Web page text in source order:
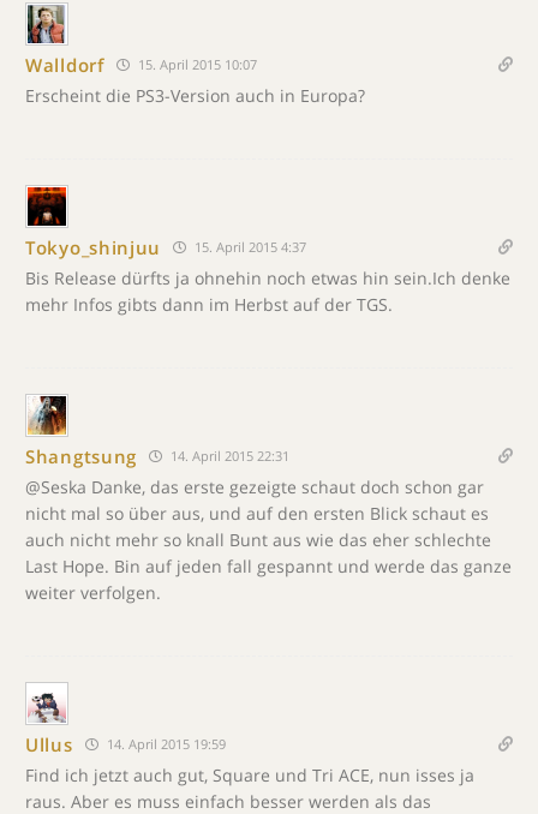
Walldorf 15. April 2015 10:07
Erscheint die PS3-Version auch in Europa?
Tokyo_shinjuu 15. April 2015 4:37
Bis Release dürfts ja ohnehin noch etwas hin sein.Ich denke
mehr Infos gibts dann im Herbst auf der TGS.
Shangtsung 14. April 2015 22:31
@Seska Danke, das erste gezeigte schaut doch schon gar
nicht mal so über aus, und auf den ersten Blick schaut es
auch nicht mehr so knall Bunt aus wie das eher schlechte
Last Hope. Bin auf jeden fall gespannt und werde das ganze
weiter verfolgen.
Ullus 14. April 2015 19:59
Find ich jetzt auch gut, Square und Tri ACE, nun isses ja
raus. Aber es muss einfach besser werden als das